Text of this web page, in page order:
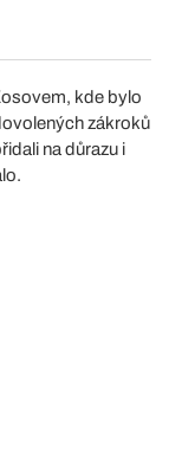
kde bylo
zákroků
na důrazu i